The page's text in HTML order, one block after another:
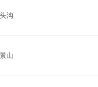
沟
山